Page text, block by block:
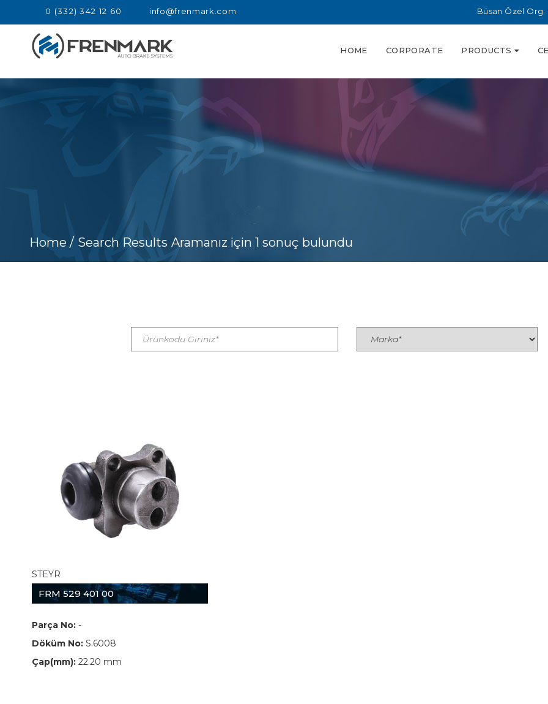
0 (332) 342 12 60 info@frenmark.com Büsan Özel Org.
HOME CORPORATE PRODUCTS
Home / Search Results Aramanız için 1 sonuç bulundu
STEYR
FRM 529 401 00
Parça No: -
Döküm No: S.6008
Çap(mm): 22.20 mm